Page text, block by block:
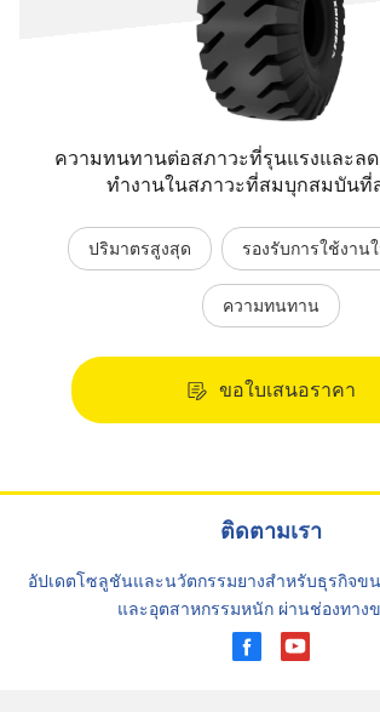
ความทนทานต่อสภาวะที่รุนแรงและลด
ทำงานในสภาวะที่สมบุกสมบัน
ปริมาตรสูงสุด รองรับการใช้งาน
ความทนทาน
ขอใบเสนอราคา
ติดตามเรา
อัปเดตโซลูชันและนวัตกรรมยางสำหรับธุรกิจขน
และอุตสาหกรรมหนัก ผ่านช่องทางข